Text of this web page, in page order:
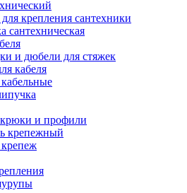
крепления сантехники
сантехническая
и дюбели для стяжек
кабеля
и профили
крепежный